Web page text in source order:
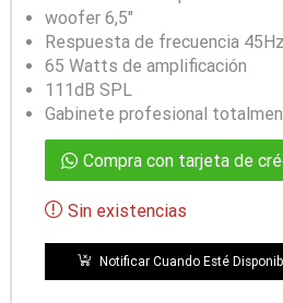
woofer 6,5″
Respuesta de frecuencia
65 Watts de amplificación
111dB SPL
Gabinete profesional
Compra con tarjeta de
Sin existencias
Notificar Cuando Esté